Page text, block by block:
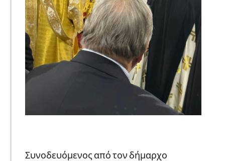
Συνοδευόμενος από τον δήμαρχο